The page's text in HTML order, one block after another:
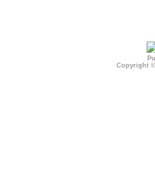
Copyright